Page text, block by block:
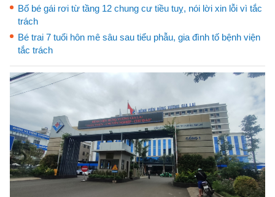
Bố bé gái rơi từ tầng 12 chung cư tiều tuỵ, nói lời xin lỗi vì tắc
trách
Bé trai 7 tuổi hôn mê sâu sau tiểu phẫu, gia đình tố bệnh viện
tắc trách